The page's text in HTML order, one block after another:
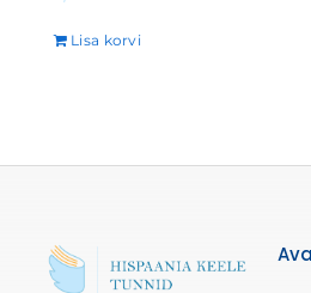
Lisa korvi